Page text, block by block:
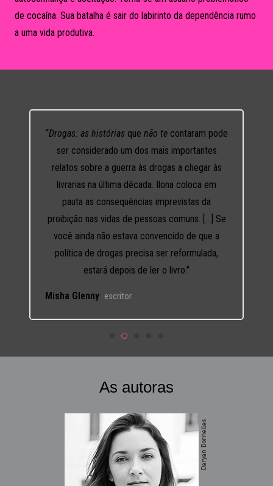
de cocaína. Sua batalha é sair do labirinto da dependência rumo
a uma vida produtiva.
“Leiam esse livro. É um puta romance. Vocês
vão adorar!”
Astrid Fontenelle